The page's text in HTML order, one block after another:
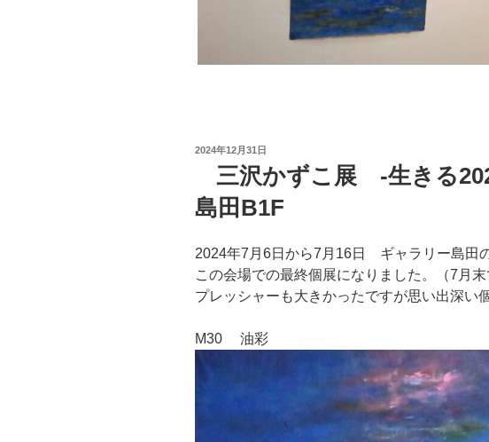
投
2024年12月31日
三沢かずこ展 -生きる
島田B1F
2024年7月6日から7月16日 ギャラリー島田
この会場での最終個展になりました。（7月末
プレッシャーも大きかったですが思い出深い
M30 油彩